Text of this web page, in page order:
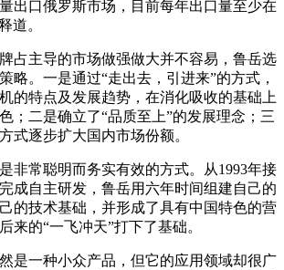
出口俄罗斯市场，目前每年出口量至少在
道。
主导的市场做强做大并不容易，鲁岳选
略。一是通过“走出去，引进来”的方式，
的特点及发展趋势，在消化吸收的基础上
；二是确立了“品质至上”的发展理念；三
式逐步扩大国内市场份额。
常聪明而务实有效的方式。从1993年接
成自主研发，鲁岳用六年时间组建自己的
的技术基础，并形成了具有中国特色的营
来的“一飞冲天”打下了基础。
一种小众产品，但它的应用领域却很广